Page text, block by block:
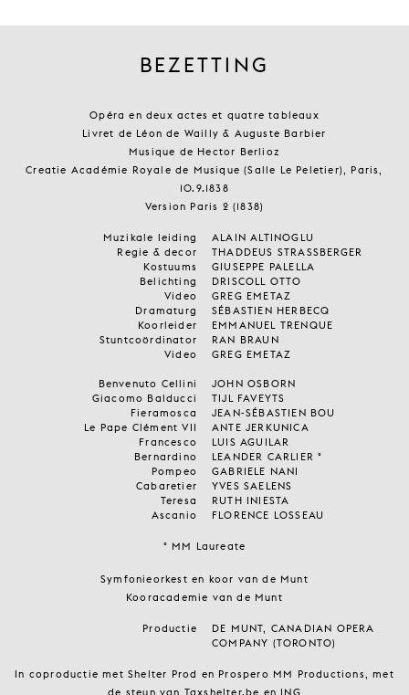
BEZETTING
Opéra en deux actes et quatre tableaux
Livret de Léon de Wailly & Auguste Barbier
Musique de Hector Berlioz
Creatie Académie Royale de Musique (Salle Le Peletier), Paris,
10.9.1838
Version Paris 2 (1838)
Muzikale leiding
ALAIN ALTINOGLU
Regie & decor
THADDEUS STRASSBERGER
Kostuums
GIUSEPPE PALELLA
Belichting
DRISCOLL OTTO
Video
GREG EMETAZ
Dramaturg
SÉBASTIEN HERBECQ
Koorleider
EMMANUEL TRENQUE
Stuntcoördinator
RAN BRAUN
Video
GREG EMETAZ
Benvenuto Cellini
JOHN OSBORN
Giacomo Balducci
TIJL FAVEYTS
Fieramosca
JEAN-SÉBASTIEN BOU
Le Pape Clément VII
ANTE JERKUNICA
Francesco
LUIS AGUILAR
Bernardino
LEANDER CARLIER °
Pompeo
GABRIELE NANI
Cabaretier
YVES SAELENS
Teresa
RUTH INIESTA
Ascanio
FLORENCE LOSSEAU
° MM Laureate
Symfonieorkest en koor van de Munt
Kooracademie van de Munt
Productie
DE MUNT, CANADIAN OPERA
COMPANY (TORONTO)
In coproductie met Shelter Prod en Prospero MM Productions, met